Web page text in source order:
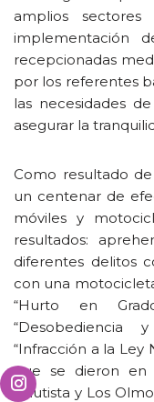
amplios
implementación
recepcionadas
por los referentes
las necesidades
asegurar la
Como resultado
un centenar de
móviles y
resultados:
diferentes delitos
con una
“Hurto en
“Desobediencia
“Infracción a la Ley
que se dieron en
Bautista y Los